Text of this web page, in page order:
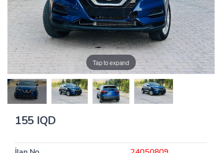
Tap to expand
155 IQD